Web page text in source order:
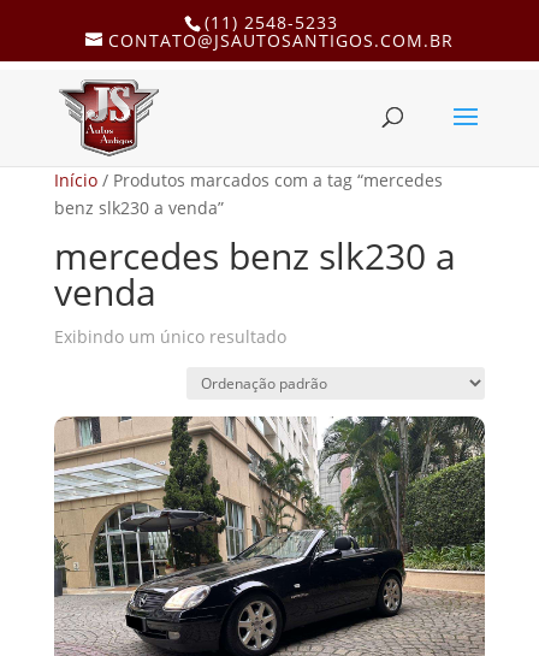
(11) 2548-5233
CONTATO@JSAUTOSANTIGOS.COM.BR
Início/ Produtos marcados com a tag “mercedes
benz slk230 a venda”
mercedes benz slk230 a
venda
Exibindo um único resultado